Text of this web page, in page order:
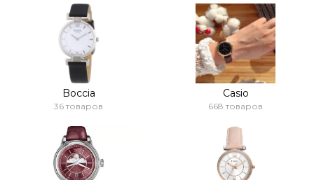
Boccia
36 товаров
Casio
668 товаров